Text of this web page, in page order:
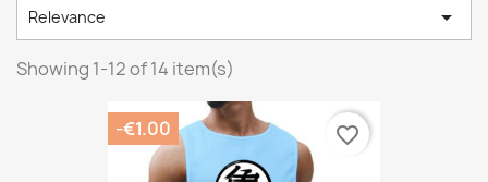
Relevance 
Showing 1-12 of 14 item(s)
-€1.00 favorite_border